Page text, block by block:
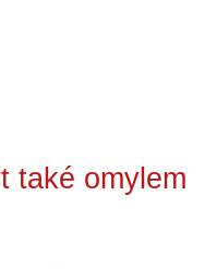
také omylem